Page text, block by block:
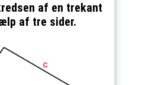
af en trekant
af tre sider.